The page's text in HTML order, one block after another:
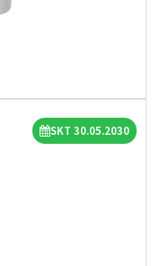
SKT 30.05.2030